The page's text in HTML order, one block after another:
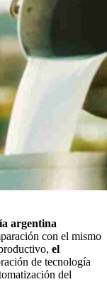
argentina
con el mismo
el
de tecnología
del